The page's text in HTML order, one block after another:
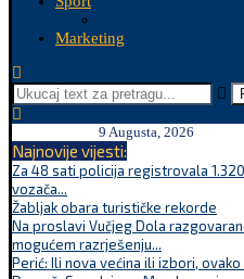
Marketing
9 Augusta, 2026
Najnovije vijesti:
Za 48 sati policija registrovala
vozača...
Žabljak obara turističke rekorde
Na proslavi Vučjeg Dola
mogućem razrješenju...
Perić: Ili nova većina ili izbori,